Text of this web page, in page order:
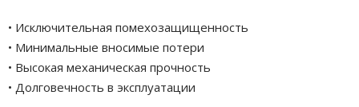
• Исключительная помехозащищенность
• Минимальные вносимые потери
• Высокая механическая прочность
• Долговечность в эксплуатации